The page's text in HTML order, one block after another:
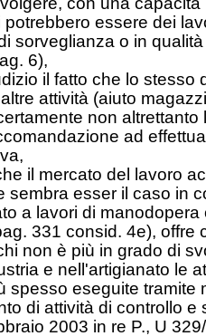
essere dei
sorveglianza o in
6),
il fatto che lo stesso
attività (aiuto
non
ad
il mercato del lavoro
sembra esser il caso in
a lavori di manodopera
331 consid. 4e), offre
non è più in grado di
e nell'artigianato le
spesso eseguite tramite
di attività di controllo e
2003 in re P., U